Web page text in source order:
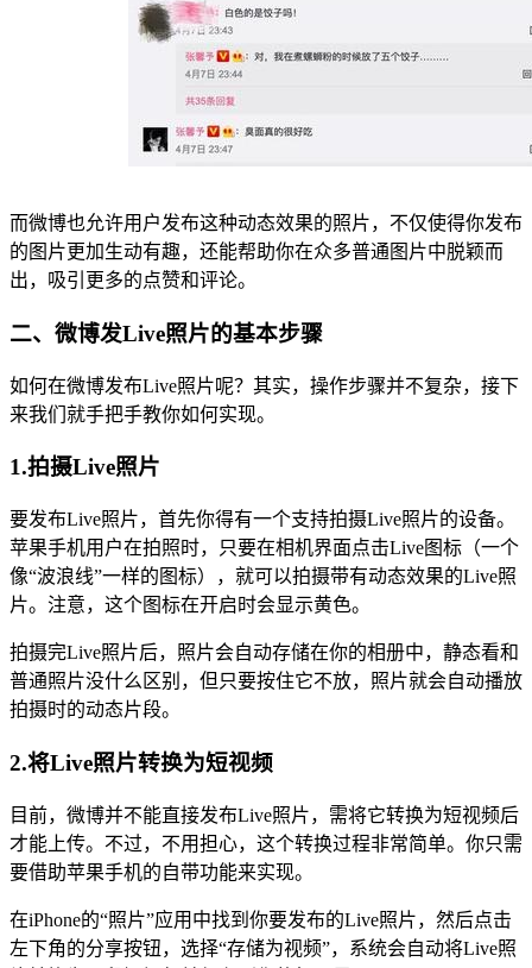
而微博也允许用户发布这种动态效果的照片，不仅使得你发布
的图片更加生动有趣，还能帮助你在众多普通图片中脱颖而
出，吸引更多的点赞和评论。
二、微博发Live照片的基本步骤
如何在微博发布Live照片呢？其实，操作步骤并不复杂，接下
来我们就手把手教你如何实现。
1.拍摄Live照片
要发布Live照片，首先你得有一个支持拍摄Live照片的设备。
苹果手机用户在拍照时，只要在相机界面点击Live图标（一个
像“波浪线”一样的图标），就可以拍摄带有动态效果的Live照
片。注意，这个图标在开启时会显示黄色。
拍摄完Live照片后，照片会自动存储在你的相册中，静态看和
普通照片没什么区别，但只要按住它不放，照片就会自动播放
拍摄时的动态片段。
2.将Live照片转换为短视频
目前，微博并不能直接发布Live照片，需将它转换为短视频后
才能上传。不过，不用担心，这个转换过程非常简单。你只需
要借助苹果手机的自带功能来实现。
在iPhone的“照片”应用中找到你要发布的Live照片，然后点击
左下角的分享按钮，选择“存储为视频”，系统会自动将Live照